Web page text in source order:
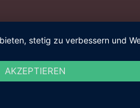
stetig zu verbessern und
AKZEPTIEREN